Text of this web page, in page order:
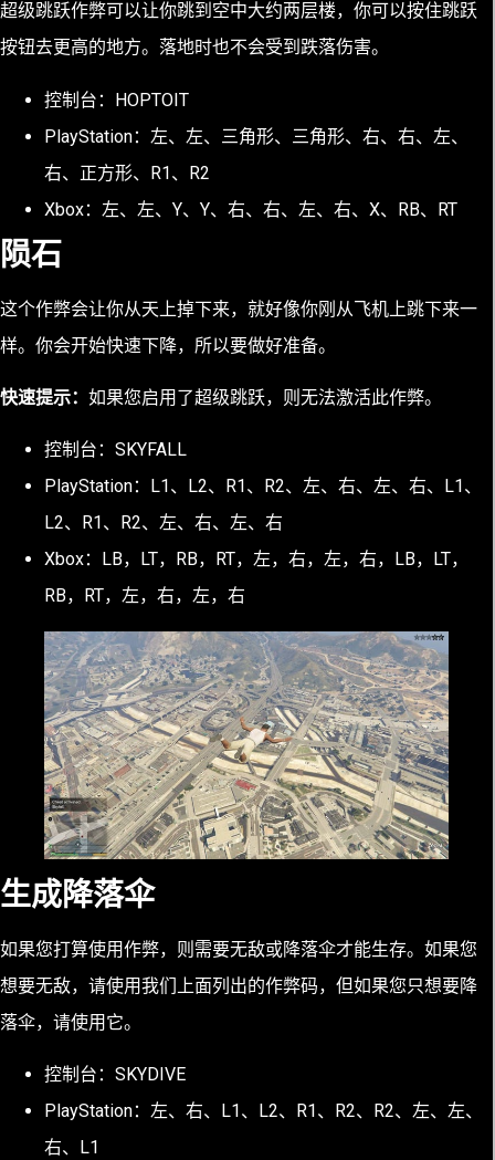
超级跳跃作弊可以让你跳到空中大约两层楼，你可以按住跳跃
按钮去更高的地方。落地时也不会受到跌落伤害。
控制台：HOPTOIT
PlayStation：左、左、三角形、三角形、右、右、左、
右、正方形、R1、R2
Xbox：左、左、Y、Y、右、右、左、右、X、RB、RT
陨石
这个作弊会让你从天上掉下来，就好像你刚从飞机上跳下来一
样。你会开始快速下降，所以要做好准备。
快速提示： 如果您启用了超级跳跃，则无法激活此作弊。
控制台：SKYFALL
PlayStation：L1、L2、R1、R2、左、右、左、右、L1、
L2、R1、R2、左、右、左、右
Xbox：LB，LT，RB，RT，左，右，左，右，LB，LT，
RB，RT，左，右，左，右
生成降落伞
如果您打算使用作弊，则需要无敌或降落伞才能生存。如果您
想要无敌，请使用我们上面列出的作弊码，但如果您只想要降
落伞，请使用它。
控制台：SKYDIVE
PlayStation：左、右、L1、L2、R1、R2、R2、左、左、
右、L1